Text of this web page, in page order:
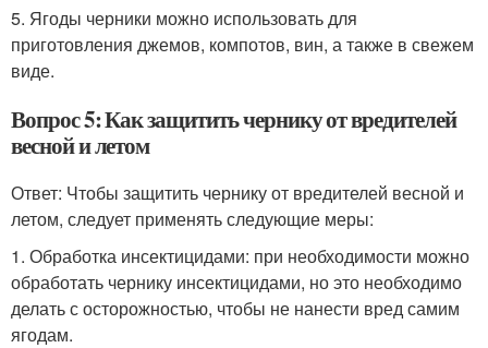
5. Ягоды черники можно использовать для
приготовления джемов, компотов, вин, а также в свежем
виде.
Вопрос 5: Как защитить чернику от вредителей
весной и летом
Ответ: Чтобы защитить чернику от вредителей весной и
летом, следует применять следующие меры:
1. Обработка инсектицидами: при необходимости можно
обработать чернику инсектицидами, но это необходимо
делать с осторожностью, чтобы не нанести вред самим
ягодам.